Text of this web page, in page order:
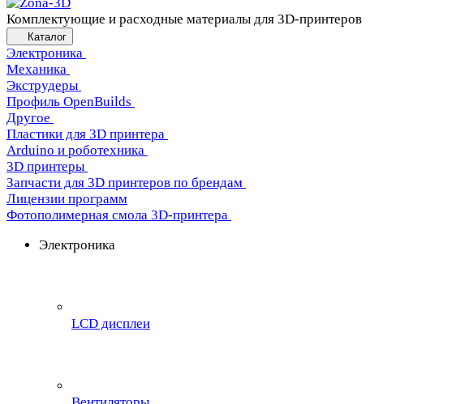
Комплектующие и расходные материалы для 3D-принтеров
Каталог
Электроника
Механика
Экструдеры
Профиль OpenBuilds
Другое
Пластики для 3D принтера
Arduino и роботехника
3D принтеры
Запчасти для 3D принтеров по брендам
Лицензии программ
Фотополимерная смола 3D-принтера
Электроника
LCD дисплеи